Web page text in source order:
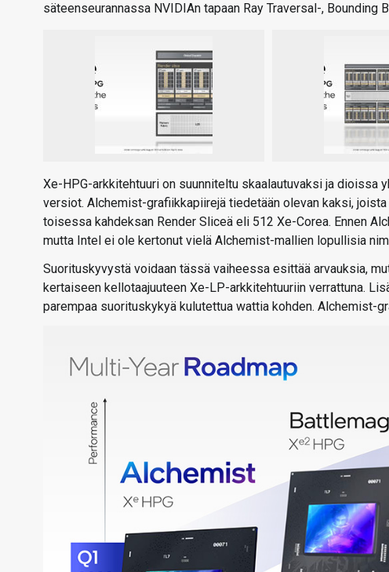
säteenseurannassa NVIDIAn tapaan Ray Traversal-,
Xe-HPG-arkkitehtuuri on suunniteltu skaalautuvaksi ja dioissa
versiot. Alchemist-grafiikkapiirejä tiedetään olevan kaksi,
toisessa kahdeksan Render Sliceä eli 512 Xe-Corea. Ennen
mutta Intel ei ole kertonut vielä Alchemist-mallien lopullisia
Suorituskyvystä voidaan tässä vaiheessa esittää arvauksia,
kertaiseen kellotaajuuteen Xe-LP-arkkitehtuuriin verrattuna.
parempaa suorituskykyä kulutettua wattia kohden.